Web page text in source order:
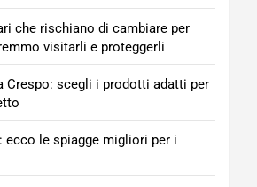
che rischiano di cambiare per
visitarli e proteggerli
Crespo: scegli i prodotti adatti per
ecco le spiagge migliori per i